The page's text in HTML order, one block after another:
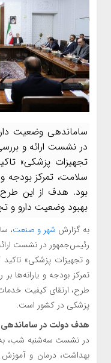
ساماندهی وضعیت
در نشست ارائه و
تجهیزات پزشکی»
سلامت، تمرکز بودجه
بود. هدف از این
بهبود وضعیت دارو و
به گزارش شهر و صنعت،
رئیس‌جمهور در نشست
و تجهیزات پزشکی»
تمرکز بودجه و یارانه‌ها
طرح، ارتقای کیفیت
پزشکی در کشور است.
هدف دولت در
در نشست سه‌شنبه شب، به
بهداشت، درمان و آموزش